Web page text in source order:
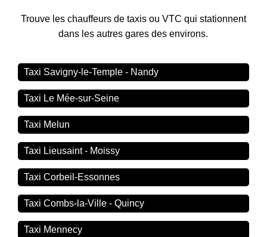
Trouve les chauffeurs de taxis ou VTC qui stationnent
dans les autres gares des environs.
Taxi Savigny-le-Temple - Nandy
Taxi Le Mée-sur-Seine
Taxi Melun
Taxi Lieusaint - Moissy
Taxi Corbeil-Essonnes
Taxi Combs-la-Ville - Quincy
Taxi Mennecy